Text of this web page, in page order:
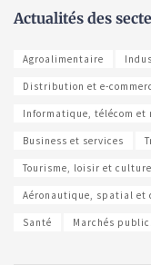
Actualités des
Agroalimentaire
Distribution et e-
Informatique, télécom et
Business et services
Tourisme, loisir et culture
Aéronautique, spatial et
Santé Marchés